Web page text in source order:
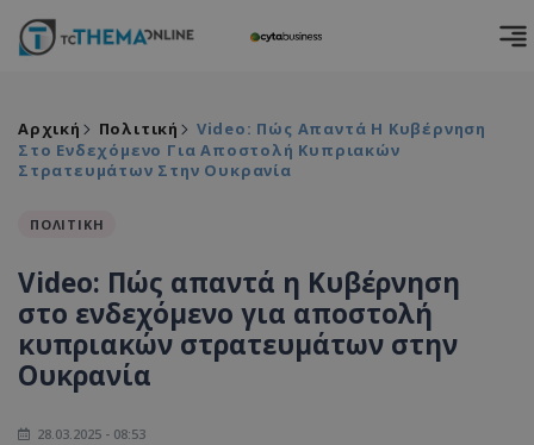
Αρχική Πολιτική
Video: Πώς Απαντά Η Κυβέρνηση
Στο Ενδεχόμενο Για Αποστολή Κυπριακών
Στρατευμάτων Στην Ουκρανία
ΠΟΛΙΤΙΚΗ
Video: Πώς απαντά η Κυβέρνηση
στο ενδεχόμενο για αποστολή
κυπριακών στρατευμάτων στην
Ουκρανία
28.03.2025 - 08:53